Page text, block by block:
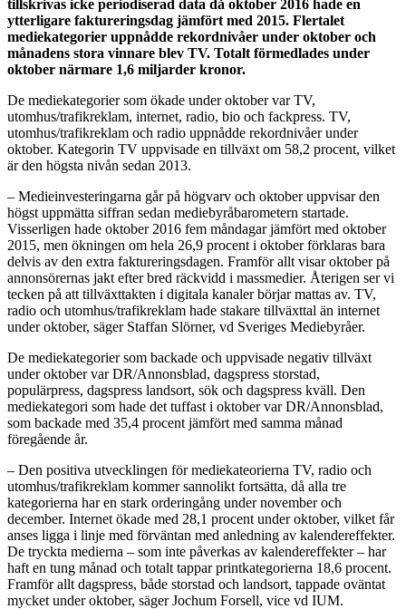
tillskrivas icke periodiserad data då oktober 2016 hade en
ytterligare faktureringsdag jämfört med 2015. Flertalet
mediekategorier uppnådde rekordnivåer under oktober och
månadens stora vinnare blev TV. Totalt förmedlades under
oktober närmare 1,6 miljarder kronor.
De mediekategorier som ökade under oktober var TV,
utomhus/trafikreklam, internet, radio, bio och fackpress. TV,
utomhus/trafikreklam och radio uppnådde rekordnivåer under
oktober. Kategorin TV uppvisade en tillväxt om 58,2 procent, vilket
är den högsta nivån sedan 2013.
– Medieinvesteringarna går på högvarv och oktober uppvisar den
högst uppmätta siffran sedan mediebyråbarometern startade.
Visserligen hade oktober 2016 fem måndagar jämfört med oktober
2015, men ökningen om hela 26,9 procent i oktober förklaras bara
delvis av den extra faktureringsdagen. Framför allt visar oktober på
annonsörernas jakt efter bred räckvidd i massmedier. Återigen ser vi
tecken på att tillväxttakten i digitala kanaler börjar mattas av. TV,
radio och utomhus/trafikreklam hade stakare tillväxttal än internet
under oktober, säger Staffan Slörner, vd Sveriges Mediebyråer.
De mediekategorier som backade och uppvisade negativ tillväxt
under oktober var DR/Annonsblad, dagspress storstad,
populärpress, dagspress landsort, sök och dagspress kväll. Den
mediekategori som hade det tuffast i oktober var DR/Annonsblad,
som backade med 35,4 procent jämfört med samma månad
föregående år.
– Den positiva utvecklingen för mediekateorierna TV, radio och
utomhus/trafikreklam kommer sannolikt fortsätta, då alla tre
kategorierna har en stark orderingång under november och
december. Internet ökade med 28,1 procent under oktober, vilket får
anses ligga i linje med förväntan med anledning av kalendereffekter.
De tryckta medierna – som inte påverkas av kalendereffekter – har
haft en tung månad och totalt tappar printkategorierna 18,6 procent.
Framför allt dagspress, både storstad och landsort, tappade oväntat
mycket under oktober, säger Jochum Forsell, vice vd IUM.